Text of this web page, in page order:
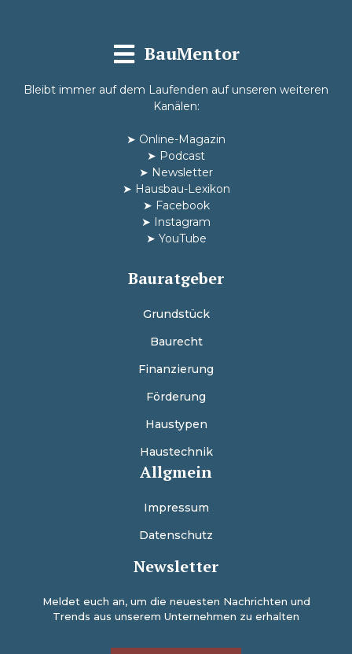
BauMentor
Bleibt immer auf dem Laufenden auf unseren weiteren
Kanälen:
➤ Online-Magazin
➤ Podcast
➤ Newsletter
➤ Hausbau-Lexikon
➤ Facebook
➤ Instagram
➤ YouTube
Bauratgeber
Grundstück
Baurecht
Finanzierung
Förderung
Haustypen
Haustechnik
Allgmein
Impressum
Datenschutz
Newsletter
Meldet euch an, um die neuesten Nachrichten und
Trends aus unserem Unternehmen zu erhalten